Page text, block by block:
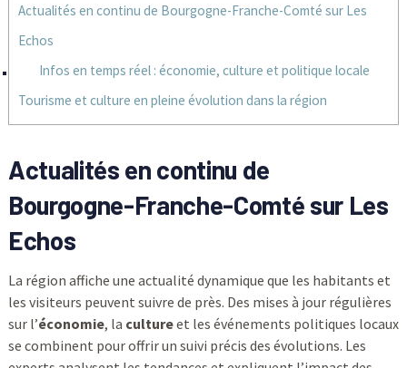
Actualités en continu de Bourgogne-Franche-Comté sur Les
Echos
Infos en temps réel : économie, culture et politique locale
Tourisme et culture en pleine évolution dans la région
Actualités en continu de
Bourgogne-Franche-Comté sur Les
Echos
La région affiche une actualité dynamique que les habitants et
les visiteurs peuvent suivre de près. Des mises à jour régulières
sur l’économie, la cultureet les événements politiques locaux
se combinent pour offrir un suivi précis des évolutions. Les